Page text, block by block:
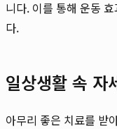
니다. 이를 통해 운동
다.
일상생활 속 자
아무리 좋은 치료를 받